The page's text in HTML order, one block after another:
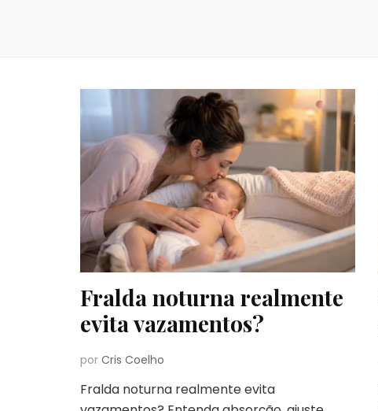
Fralda noturna realmente
evita vazamentos?
por Cris Coelho
Fralda noturna realmente evita